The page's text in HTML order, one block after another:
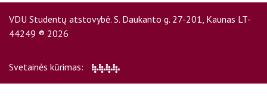
Privatumo politika
VDU Studentų atstovybė. S. Daukanto g. 27-201, Kaunas LT-
44249 ® 2026
Svetainės kūrimas: